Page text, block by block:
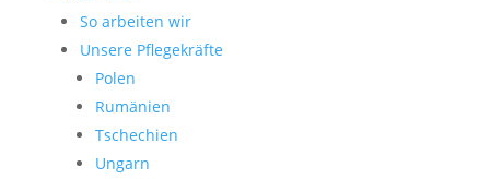
So arbeiten wir
Unsere Pflegekräfte
Polen
Rumänien
Tschechien
Ungarn